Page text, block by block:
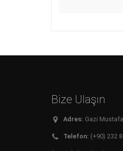
Bize Ulaşın
Adres: Gazi
Telefon: (+90) 232